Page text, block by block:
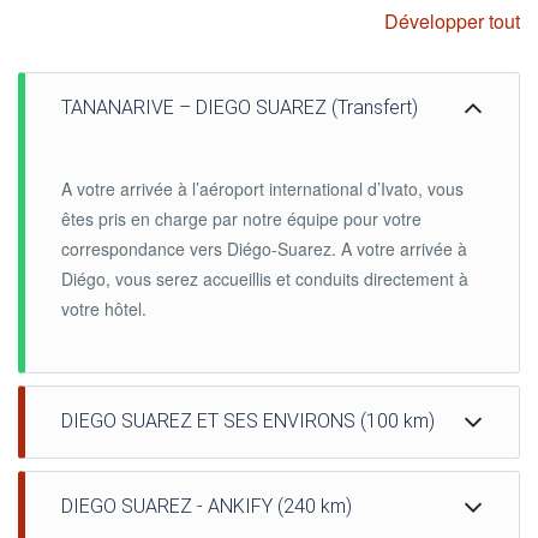
Développer tout
TANANARIVE – DIEGO SUAREZ (Transfert)
A votre arrivée à l’aéroport international d’Ivato, vous
êtes pris en charge par notre équipe pour votre
correspondance vers Diégo-Suarez. A votre arrivée à
Diégo, vous serez accueillis et conduits directement à
votre hôtel.
DIEGO SUAREZ ET SES ENVIRONS (100 km)
guide et vos motos. En quittant les rues multicolores de
DIEGO SUAREZ - ANKIFY (240 km)